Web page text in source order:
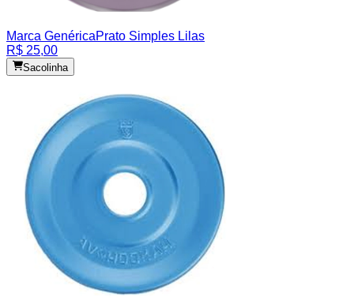
Marca GenéricaPrato Simples Lilas
R$ 25,00
Sacolinha